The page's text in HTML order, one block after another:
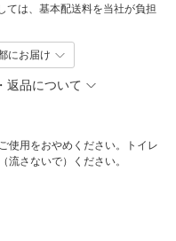
ては、基本配送料を当社が負担
にお届け
返品について
使用をおやめください。トイレ
流さないで）ください。